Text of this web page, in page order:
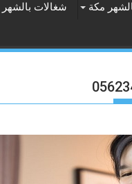
مكة شغالات بالشهر